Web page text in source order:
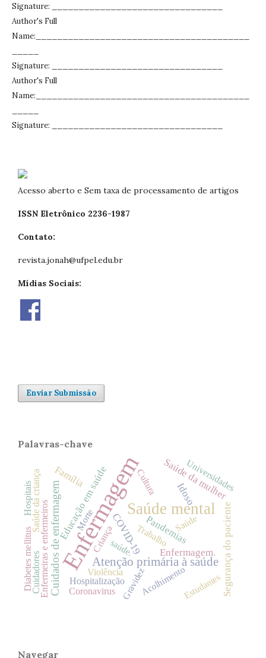
Signature: ________________________________
Author's Full
Name:________________________________________
Signature: ________________________________
Author's Full
Name:________________________________________
Signature: ________________________________
Acesso aberto e Sem taxa de processamento de artigos
ISSN Eletrônico 2236-1987
Contato:
revista.jonah@ufpel.edu.br
Mídias Sociais:
Enviar Submissão
Palavras-chave
EnfermagemSaúde mental
Atenção primária à saúde
Cuidados de enfermagem Enfermagem. Segurança do paciente
Idoso
Educação em saúde Saúde da mulher
Família
COVID-19Pandemias
Enfermeiras e enfermeiros Saúde
Gravidez
Cuidadores
Diabetes mellitus
Saúde da criança
Acolhimento
Universidades
Criança Trabalho
Hospitalização
Hospitais
Coronavirus Estudantes
Morte
saúde.
Cultura
Violência
Navegar